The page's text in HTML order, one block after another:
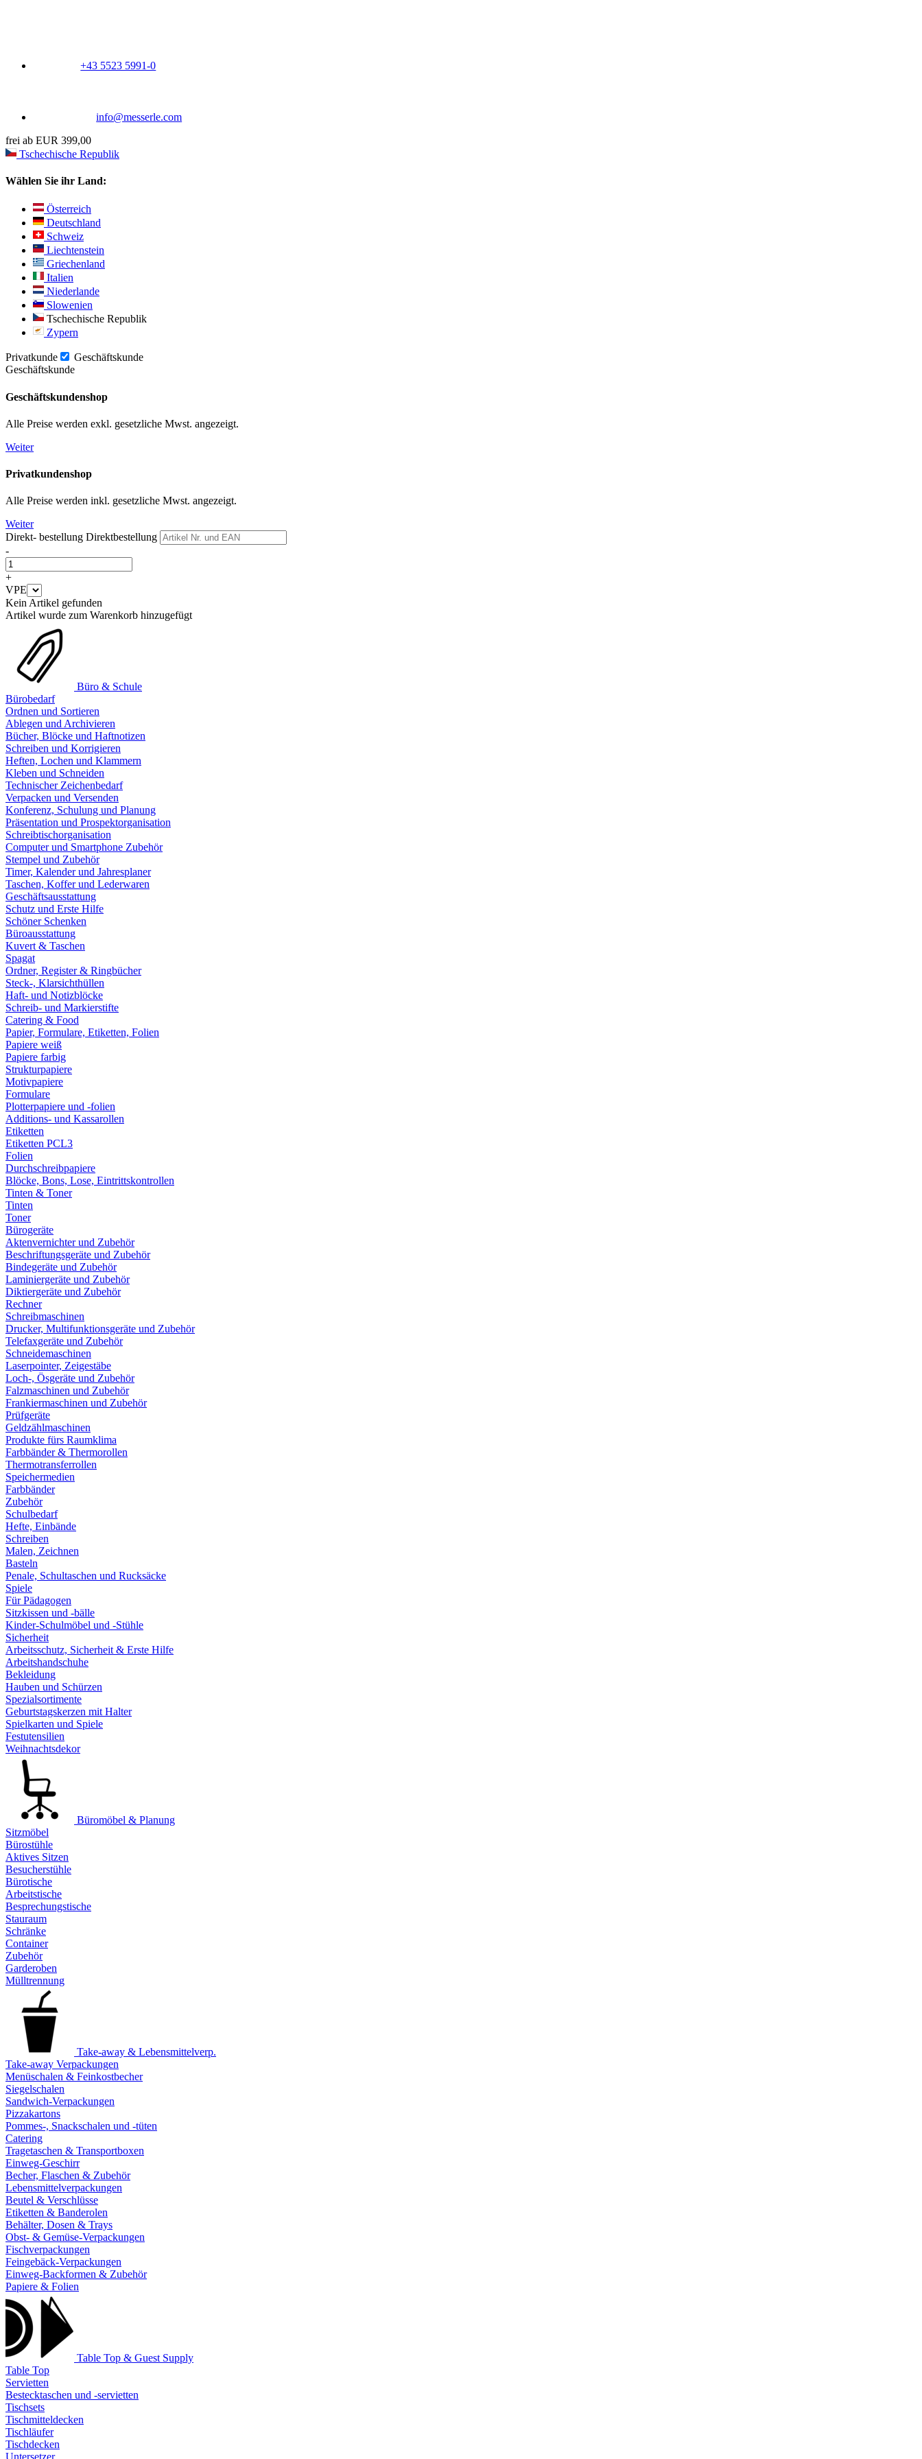
+43 5523 5991-0
info@messerle.com
frei ab EUR 399,00
Tschechische Republik
Wählen Sie ihr Land:
Österreich
Deutschland
Schweiz
Liechtenstein
Griechenland
Italien
Niederlande
Slowenien
Tschechische Republik
Zypern
Privatkunde
Geschäftskunde
Geschäftskunde
Geschäftskundenshop
Alle Preise werden exkl. gesetzliche Mwst. angezeigt.
Weiter
Privatkundenshop
Alle Preise werden inkl. gesetzliche Mwst. angezeigt.
Weiter
Direkt- bestellung Direktbestellung
-
+
VPE
Kein Artikel gefunden
Artikel wurde zum Warenkorb hinzugefügt
Büro & Schule
Bürobedarf
Ordnen und Sortieren
Ablegen und Archivieren
Bücher, Blöcke und Haftnotizen
Schreiben und Korrigieren
Heften, Lochen und Klammern
Kleben und Schneiden
Technischer Zeichenbedarf
Verpacken und Versenden
Konferenz, Schulung und Planung
Präsentation und Prospektorganisation
Schreibtischorganisation
Computer und Smartphone Zubehör
Stempel und Zubehör
Timer, Kalender und Jahresplaner
Taschen, Koffer und Lederwaren
Geschäftsausstattung
Schutz und Erste Hilfe
Schöner Schenken
Büroausstattung
Kuvert & Taschen
Spagat
Ordner, Register & Ringbücher
Steck-, Klarsichthüllen
Haft- und Notizblöcke
Schreib- und Markierstifte
Catering & Food
Papier, Formulare, Etiketten, Folien
Papiere weiß
Papiere farbig
Strukturpapiere
Motivpapiere
Formulare
Plotterpapiere und -folien
Additions- und Kassarollen
Etiketten
Etiketten PCL3
Folien
Durchschreibpapiere
Blöcke, Bons, Lose, Eintrittskontrollen
Tinten & Toner
Tinten
Toner
Bürogeräte
Aktenvernichter und Zubehör
Beschriftungsgeräte und Zubehör
Bindegeräte und Zubehör
Laminiergeräte und Zubehör
Diktiergeräte und Zubehör
Rechner
Schreibmaschinen
Drucker, Multifunktionsgeräte und Zubehör
Telefaxgeräte und Zubehör
Schneidemaschinen
Laserpointer, Zeigestäbe
Loch-, Ösgeräte und Zubehör
Falzmaschinen und Zubehör
Frankiermaschinen und Zubehör
Prüfgeräte
Geldzählmaschinen
Produkte fürs Raumklima
Farbbänder & Thermorollen
Thermotransferrollen
Speichermedien
Farbbänder
Zubehör
Schulbedarf
Hefte, Einbände
Schreiben
Malen, Zeichnen
Basteln
Penale, Schultaschen und Rucksäcke
Spiele
Für Pädagogen
Sitzkissen und -bälle
Kinder-Schulmöbel und -Stühle
Sicherheit
Arbeitsschutz, Sicherheit & Erste Hilfe
Arbeitshandschuhe
Bekleidung
Hauben und Schürzen
Spezialsortimente
Geburtstagskerzen mit Halter
Spielkarten und Spiele
Festutensilien
Weihnachtsdekor
Büromöbel & Planung
Sitzmöbel
Bürostühle
Aktives Sitzen
Besucherstühle
Bürotische
Arbeitstische
Besprechungstische
Stauraum
Schränke
Container
Zubehör
Garderoben
Mülltrennung
Take-away & Lebensmittelverp.
Take-away Verpackungen
Menüschalen & Feinkostbecher
Siegelschalen
Sandwich-Verpackungen
Pizzakartons
Pommes-, Snackschalen und -tüten
Catering
Tragetaschen & Transportboxen
Einweg-Geschirr
Becher, Flaschen & Zubehör
Lebensmittelverpackungen
Beutel & Verschlüsse
Etiketten & Banderolen
Behälter, Dosen & Trays
Obst- & Gemüse-Verpackungen
Fischverpackungen
Feingebäck-Verpackungen
Einweg-Backformen & Zubehör
Papiere & Folien
Table Top & Guest Supply
Table Top
Servietten
Bestecktaschen und -servietten
Tischsets
Tischmitteldecken
Tischläufer
Tischdecken